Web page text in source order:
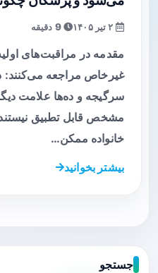
9 دقیقه
مقدمه در مراقبت‌های
غیرخاص مراجعه می‌کنند:
سرگیجه و ده‌ها علامت
مشخص قابل تطبیق
خانواده ممکن…
بیشتر بخوانید
جستجو